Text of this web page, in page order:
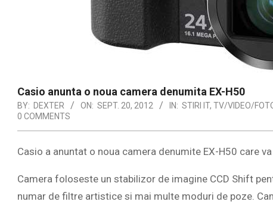
Casio anunta o noua camera denumita EX-H50
BY: DEXTER ON: SEPT. 20, 2012 IN: STIRI IT, TV/VIDEO/
0 COMMENTS
Casio a anuntat o noua camera denumite EX-H50 care
Camera foloseste un stabilizor de imagine CCD Shift
numar de filtre artistice si mai multe moduri de poze.